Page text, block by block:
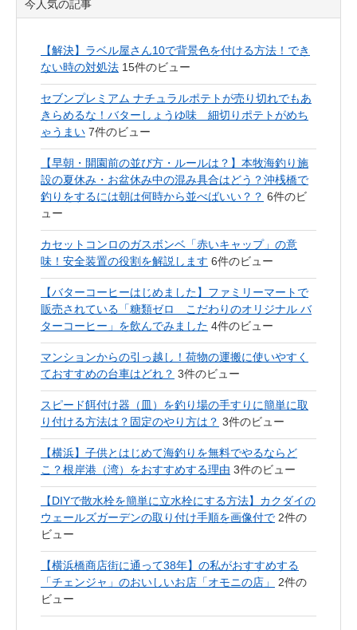
今人気の記事
【解決】ラベル屋さん10で背景色を付ける方法！でき
ない時の対処法 15件のビュー
セブンプレミアム ナチュラルポテトが売り切れでもあ
きらめるな！バターしょうゆ味 細切りポテトがめち
ゃうまい 7件のビュー
【早朝・開園前の並び方・ルールは？】本牧海釣り施
設の夏休み・お盆休み中の混み具合はどう？沖桟橋で
釣りをするには朝は何時から並べばいい？？ 6件のビ
ュー
カセットコンロのガスボンベ「赤いキャップ」の意
味！安全装置の役割を解説します 6件のビュー
【バターコーヒーはじめました】ファミリーマートで
販売されている「糖類ゼロ こだわりのオリジナル バ
ターコーヒー」を飲んでみました 4件のビュー
マンションからの引っ越し！荷物の運搬に使いやすく
ておすすめの台車はどれ？ 3件のビュー
スピード餌付け器（皿）を釣り場の手すりに簡単に取
り付ける方法は？固定のやり方は？ 3件のビュー
【横浜】子供とはじめて海釣りを無料でやるならど
こ？根岸港（湾）をおすすめする理由 3件のビュー
【DIYで散水栓を簡単に立水栓にする方法】カクダイの
ウェールズガーデンの取り付け手順を画像付で 2件の
ビュー
【横浜橋商店街に通って38年】の私がおすすめする
「チェンジャ」のおいしいお店「オモニの店」
2件の
ビュー